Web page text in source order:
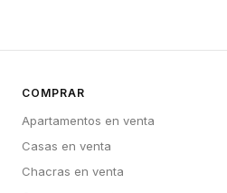
COMPRAR
Apartamentos en venta
Casas en venta
Chacras en venta